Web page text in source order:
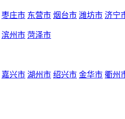
枣庄市 东营市 烟台市 潍坊市 济宁
滨州市 菏泽市
嘉兴市 湖州市 绍兴市 金华市 衢州